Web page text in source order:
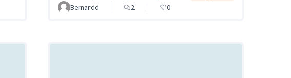
Bernardd
2 0